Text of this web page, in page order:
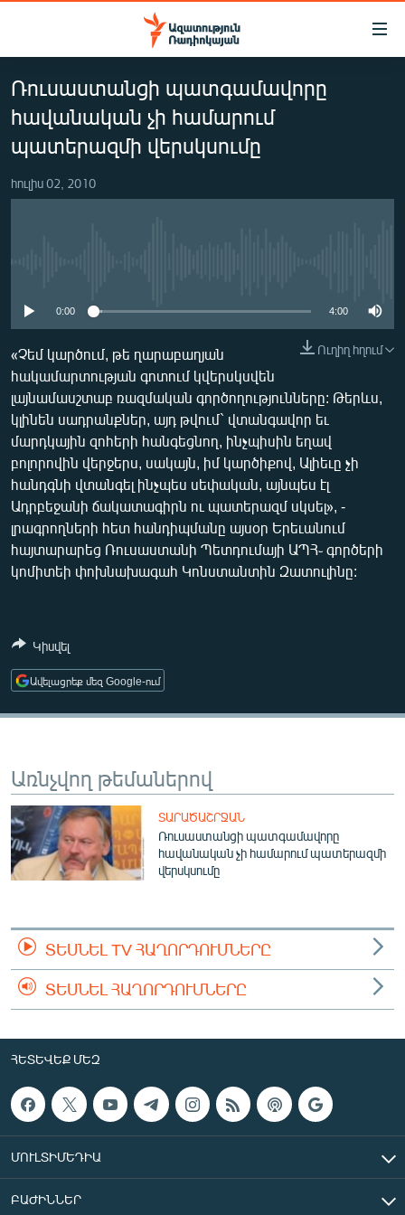
Մատչելիության
հիմնական
բովանդակությանը
հիմնական
մենյուին
Որոնում
ԱԶԱՏՈՒԹՅՈՒՆ TV
ՀԱՅԱՍՏԱՆ
ՔԱՂԱՔԱԿԱՆ
ԸՆՏՐՈՒԹՅՈՒՆՆԵՐ 2026
ՂԱՐԱԲԱՂ
ՊԱՏԵՐԱԶՄԻ 6 ՇԱԲԱԹՆԵՐԸ
ՏԱՐԱԾԱՇՐՋԱՆ
ՄԻՋԱԶԳԱՅԻՆ
ՄՇԱԿՈՒՅԹ
ՍՊՈՐՏ
ՄԵԿՆԱԲԱՆՈՒԹՅՈՒՆ
ՏՏ ԵՒ ԻՆՏԵՐՆԵՏ
ԿՈՐՈՆԱՎԻՐՈՒՍ
ՏԵՍԱՆՅՈՒԹԵՐ
ԲԱՆԱՎԵՃ
ՁԳՏԵԼՈՎ ԼԱՎԱԳՈՒՅՆԻՆ
Հայերեն
English
Русский
Ռուսաստանցի պատգամավորը
հավանական չի համարում
պատերազմի վերսկսումը
հուլիս 02, 2010
0:00 4:00
Ուղիղ հղում
«Չեմ կարծում, թե ղարաբաղյան
հակամարտության գոտում կվերսկսվեն
լայնամասշտաբ ռազմական գործողությունները: Թերևս,
կլինեն սադրանքներ, այդ թվում` վտանգավոր եւ
մարդկային զոհերի հանգեցնող, ինչպիսին եղավ
բոլորովին վերջերս, սակայն, իմ կարծիքով, Ալիեւը չի
հանդգնի վտանգել ինչպես սեփական, այնպես էլ
Ադրբեջանի ճակատագիրն ու պատերազմ սկսել», -
լրագրողների հետ հանդիպմանը այսօր Երեւանում
հայտարարեց Ռուսաստանի Պետդումայի ԱՊՀ֊ գործերի
կոմիտեի փոխնախագահ Կոնստանտին Զատուլինը:
Կիսվել
Ավելացրեք մեզ Google-ում
Առնչվող թեմաներով
ՏԱՐԱԾԱՇՐՋԱՆ
Ռուսաստանցի պատգամավորը
հավանական չի համարում պատերազմի
վերսկսումը
ՏԵՍՆԵԼ TV ՀԱՂՈՐԴՈՒՄՆԵՐԸ
ՏԵՍՆԵԼ ՀԱՂՈՐԴՈՒՄՆԵՐԸ
ՀԵՏԵՎԵՔ ՄԵԶ
ՄՈՒԼՏԻՄԵԴԻԱ
ԲԱԺԻՆՆԵՐ